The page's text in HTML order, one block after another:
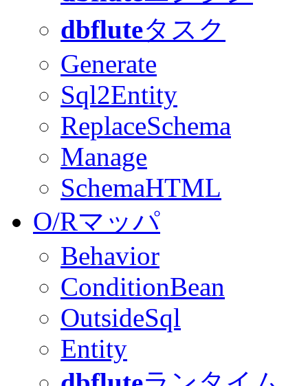
dbfluteタスク
Generate
Sql2Entity
ReplaceSchema
Manage
SchemaHTML
O/Rマッパ
Behavior
ConditionBean
OutsideSql
Entity